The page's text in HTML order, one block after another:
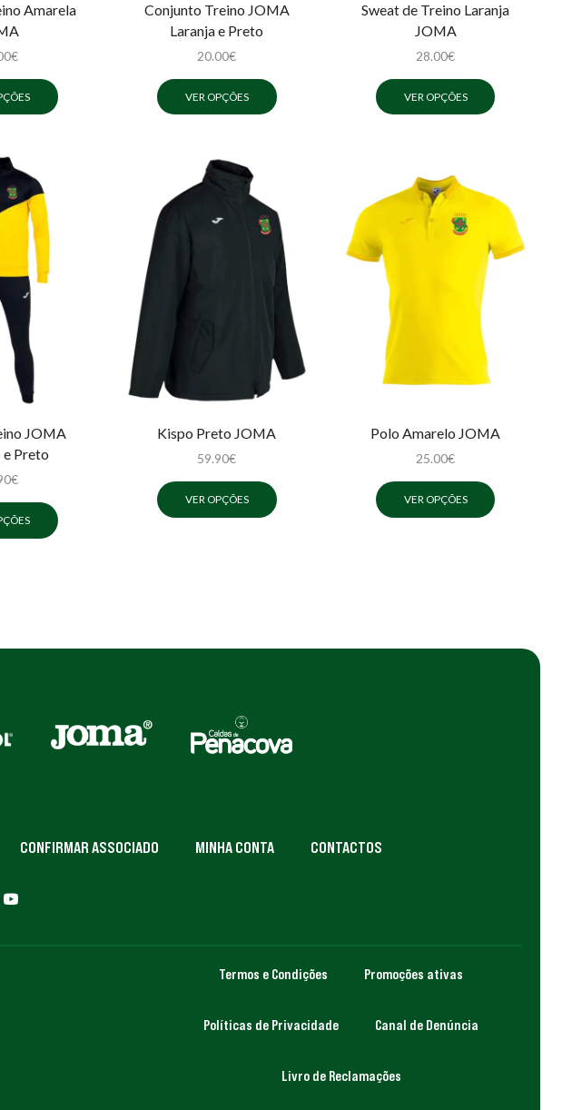
Amarela
€
Conjunto Treino JOMA
Laranja e Preto
20.00€
VER OPÇÕES
Sweat de Treino Laranja
JOMA
28.00€
VER OPÇÕES
JOMA
Preto
€
Kispo Preto JOMA
59.90€
VER OPÇÕES
Polo Amarelo JOMA
25.00€
VER OPÇÕES
CONFIRMAR ASSOCIADO MINHA CONTA CONTACTOS
Termos e Condições Promoções ativas
Políticas de Privacidade Canal de Denúncia
Livro de Reclamações